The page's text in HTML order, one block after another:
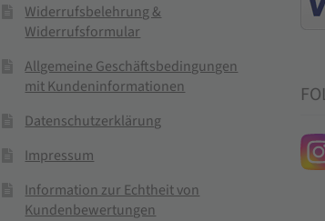
Widerrufsbelehrung &
Widerrufsformular
Allgemeine Geschäftsbedingungen
mit Kundeninformationen
Datenschutzerklärung
Impressum
Information zur Echtheit von
Kundenbewertungen